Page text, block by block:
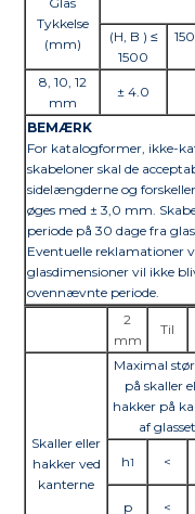
Tykkelse
(mm)
(H, B ) ≤
1500
8, 10, 12
mm
± 4.0
BEMÆRK
For katalogformer, ikke-
skabeloner skal de
sidelængderne og
øges med ± 3,0 mm.
periode på 30 dage fra
Eventuelle reklamationer
glasdimensioner vil ikke
ovennævnte periode.
2
mm
Til
Skaller eller
hakker ved
kanterne
Maximal
på skaller
hakker på
af glasset
h1 <
p <